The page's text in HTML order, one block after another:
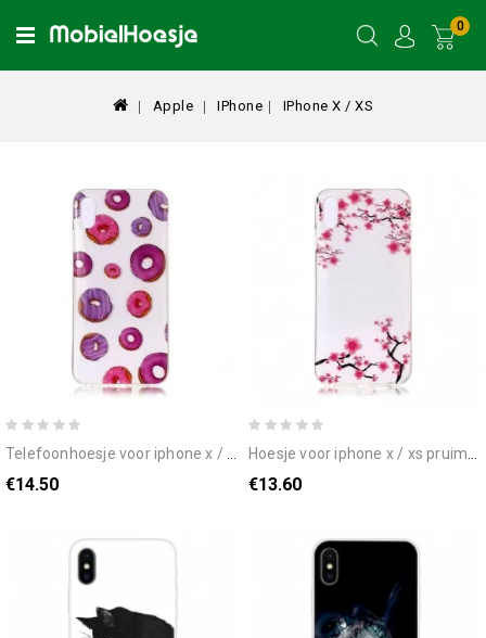
0
Apple IPhone IPhone X / XS
telefoonhoesje voor iphone x / xs transparante donut ventilator
€14.50
hoesje voor iphone x / xs pruimenbloesems
€13.60